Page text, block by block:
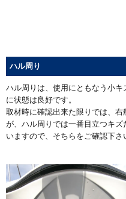
ハル周り
ハル周りは、使用にともなう小
に状態は良好です。
取材時に確認出来た限りでは、
が、ハル周りでは一番目立つキ
いますので、そちらをご確認下さ